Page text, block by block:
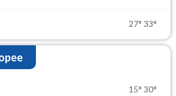
27° 33°
15° 30°